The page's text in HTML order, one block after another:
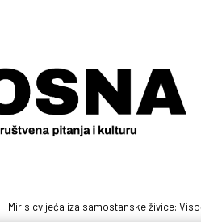
Miris cvijeća iza samostanske živice: